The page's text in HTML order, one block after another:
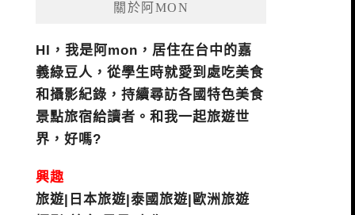
關於阿MON
HI，我是阿mon，居住在台中的嘉
義綠豆人，從學生時就愛到處吃美食
和攝影紀錄，持續尋訪各國特色美食
景點旅宿給讀者。和我一起旅遊世
界，好嗎?
興趣
旅遊|日本旅遊|泰國旅遊|歐洲旅遊